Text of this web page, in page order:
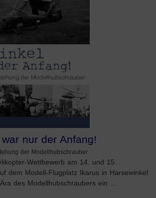
nur der Anfang!
der Modellhubschrauber
Wettbewerb am 14. und 15.
dem Modell-Flugplatz Ikarus in Harsewinkel
des Modellhubschraubers ein …